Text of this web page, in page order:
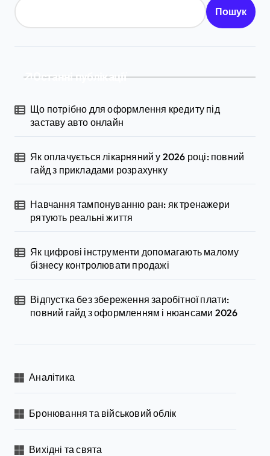
Пошук
Останні публікації
Що потрібно для оформлення кредиту під
заставу авто онлайн
Як оплачується лікарняний у 2026 році: повний
гайд з прикладами розрахунку
Навчання тампонуванню ран: як тренажери
рятують реальні життя
Як цифрові інструменти допомагають малому
бізнесу контролювати продажі
Відпустка без збереження заробітної плати:
повний гайд з оформленням і нюансами 2026
Аналітика
Бронювання та військовий облік
Вихідні та свята